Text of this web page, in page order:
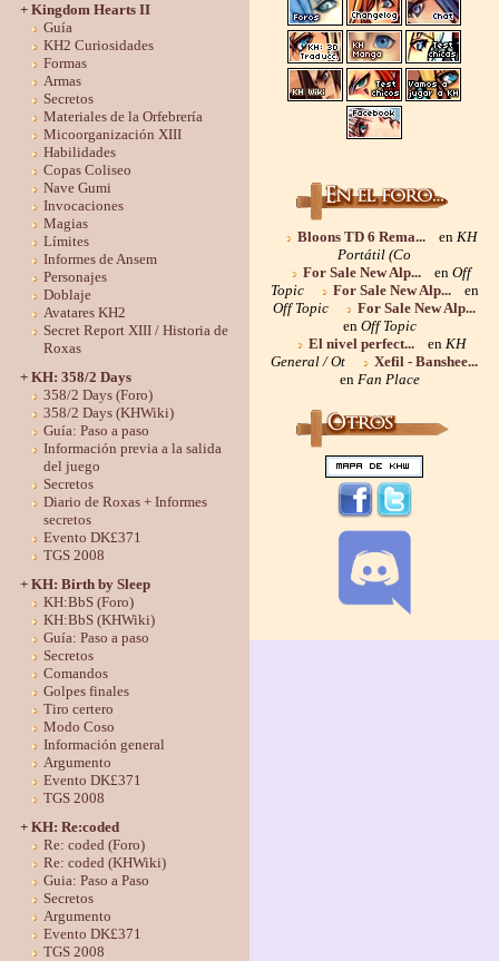
+ Kingdom Hearts II
Guía
KH2 Curiosidades
Formas
Armas
Secretos
Materiales de la Orfebrería
Micoorganización XIII
Habilidades
Copas Coliseo
Nave Gumi
Invocaciones
Magias
Límites
Informes de Ansem
Personajes
Doblaje
Avatares KH2
Secret Report XIII / Historia de
Roxas
+ KH: 358/2 Days
358/2 Days (Foro)
358/2 Days (KHWiki)
Guía: Paso a paso
Información previa a la salida
del juego
Secretos
Diario de Roxas + Informes
secretos
Evento DK£371
TGS 2008
+ KH: Birth by Sleep
KH:BbS (Foro)
KH:BbS (KHWiki)
Guía: Paso a paso
Secretos
Comandos
Golpes finales
Tiro certero
Modo Coso
Información general
Argumento
Evento DK£371
TGS 2008
+ KH: Re:coded
Re: coded (Foro)
Re: coded (KHWiki)
Guia: Paso a Paso
Secretos
Argumento
Evento DK£371
TGS 2008
Bloons TD 6 Rema... en KH
Portátil (Co
For Sale New Alp...
en Off
Topic
For Sale New Alp...
en
Off Topic
For Sale New Alp...
en Off Topic
El nivel perfect...
en KH
General / Ot
Xefil - Banshee...
en Fan Place